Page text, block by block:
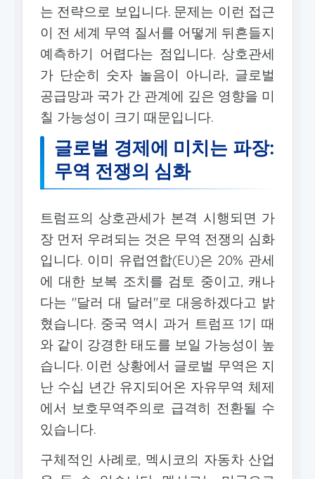
는 전략으로 보입니다. 문제는 이런 접근
이 전 세계 무역 질서를 어떻게 뒤흔들지
예측하기 어렵다는 점입니다. 상호관세
가 단순히 숫자 놀음이 아니라, 글로벌
공급망과 국가 간 관계에 깊은 영향을 미
칠 가능성이 크기 때문입니다.
글로벌 경제에 미치는 파장:
무역 전쟁의 심화
트럼프의 상호관세가 본격 시행되면 가
장 먼저 우려되는 것은 무역 전쟁의 심화
입니다. 이미 유럽연합(EU)은 20% 관세
에 대한 보복 조치를 검토 중이고, 캐나
다는 "달러 대 달러"로 대응하겠다고 밝
혔습니다. 중국 역시 과거 트럼프 1기 때
와 같이 강경한 태도를 보일 가능성이 높
습니다. 이런 상황에서 글로벌 무역은 지
난 수십 년간 유지되어온 자유무역 체제
에서 보호무역주의로 급격히 전환될 수
있습니다.
구체적인 사례로, 멕시코의 자동차 산업